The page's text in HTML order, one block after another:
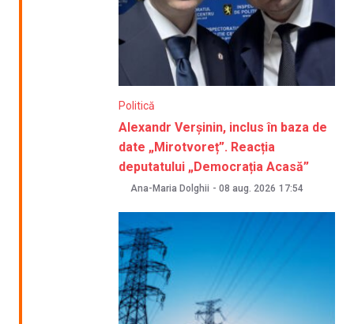
Politică
Alexandr Verșinin, inclus în baza de
date „Mirotvoreț”. Reacția
deputatului „Democrația Acasă”
Ana-Maria Dolghii - 08 aug. 2026 17:54